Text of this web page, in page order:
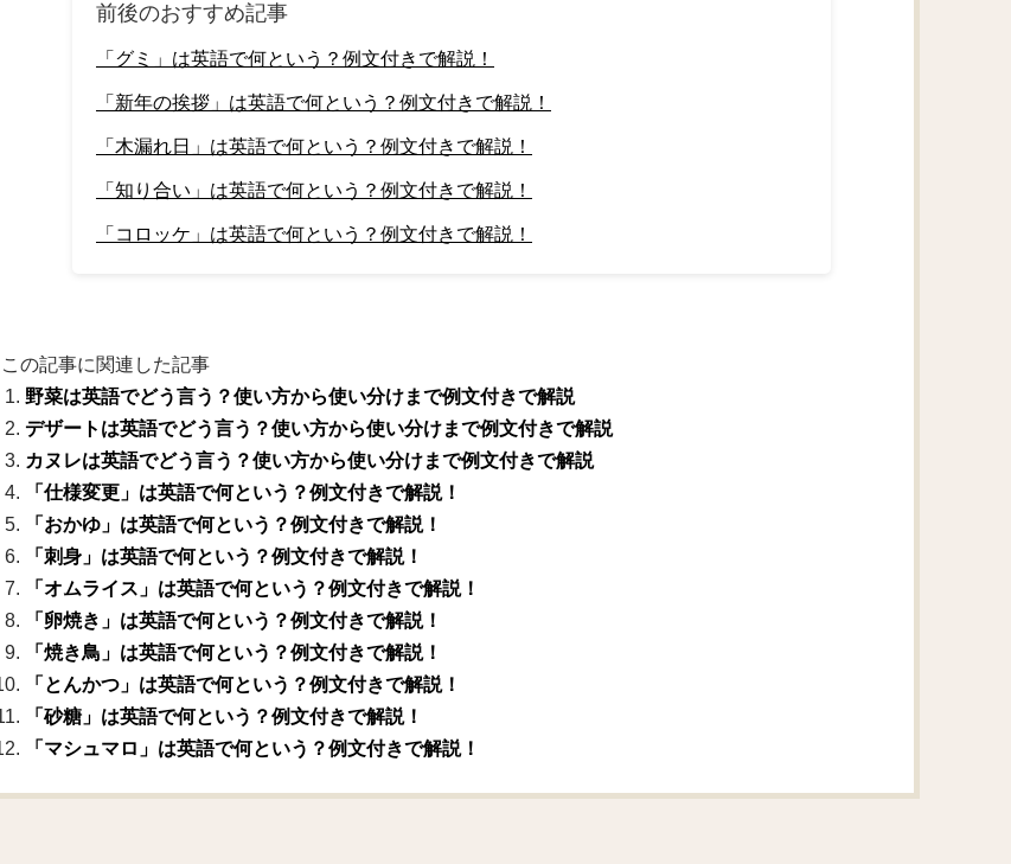
前後のおすすめ記事
「グミ」は英語で何という？例文付きで解説！
「新年の挨拶」は英語で何という？例文付きで解説！
「木漏れ日」は英語で何という？例文付きで解説！
「知り合い」は英語で何という？例文付きで解説！
「コロッケ」は英語で何という？例文付きで解説！
この記事に関連した記事
野菜は英語でどう言う？使い方から使い分けまで例文付きで解説
デザートは英語でどう言う？使い方から使い分けまで例文付きで解説
カヌレは英語でどう言う？使い方から使い分けまで例文付きで解説
「仕様変更」は英語で何という？例文付きで解説！
「おかゆ」は英語で何という？例文付きで解説！
「刺身」は英語で何という？例文付きで解説！
「オムライス」は英語で何という？例文付きで解説！
「卵焼き」は英語で何という？例文付きで解説！
「焼き鳥」は英語で何という？例文付きで解説！
「とんかつ」は英語で何という？例文付きで解説！
「砂糖」は英語で何という？例文付きで解説！
「マシュマロ」は英語で何という？例文付きで解説！